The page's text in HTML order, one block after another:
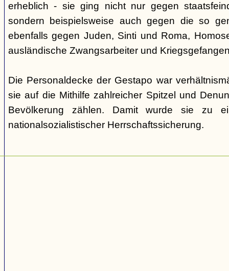
erheblich - sie ging nicht nur gegen
sondern beispielsweise auch gegen die so
ebenfalls gegen Juden, Sinti und Roma,
ausländische Zwangsarbeiter und
Die Personaldecke der Gestapo war
sie auf die Mithilfe zahlreicher Spitzel und
Bevölkerung zählen. Damit wurde sie zu
nationalsozialistischer Herrschaftssicherung.